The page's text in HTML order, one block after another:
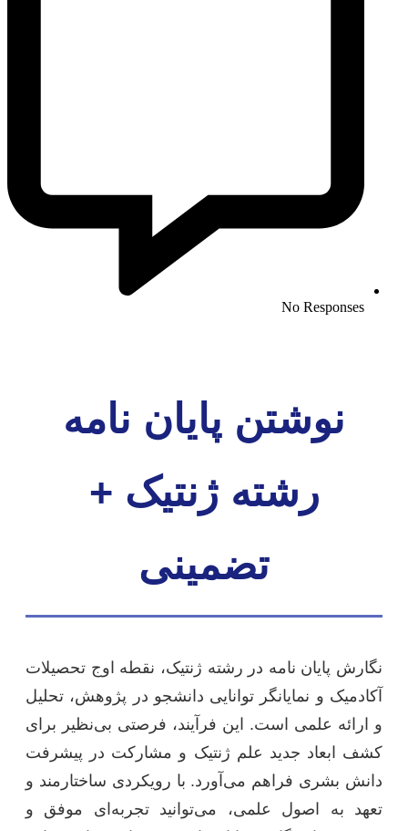
No Responses
نوشتن پایان نامه
رشته ژنتیک +
تضمینی
نگارش پایان نامه در رشته ژنتیک، نقطه اوج تحصیلات
آکادمیک و نمایانگر توانایی دانشجو در پژوهش، تحلیل
و ارائه علمی است. این فرآیند، فرصتی بی‌نظیر برای
کشف ابعاد جدید علم ژنتیک و مشارکت در پیشرفت
دانش بشری فراهم می‌آورد. با رویکردی ساختارمند و
تعهد به اصول علمی، می‌توانید تجربه‌ای موفق و